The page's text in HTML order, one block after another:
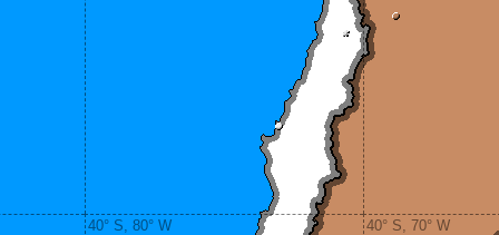
40° S, 80° W 40° S, 70° W